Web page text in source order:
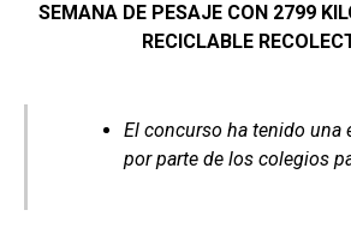
SEMANA DE PESAJE CON 2799
RECICLABLE
El concurso ha tenido una
por parte de los colegios